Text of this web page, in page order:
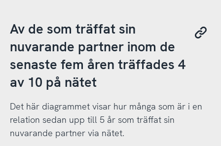
Av de som träffat sin
nuvarande partner inom de
senaste fem åren träffades 4
av 10 på nätet
Det här diagrammet visar hur många som är i en
relation sedan upp till 5 år som träffat sin
nuvarande partner via nätet.